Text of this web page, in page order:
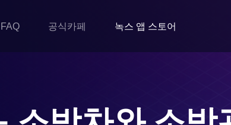
공식카페 녹스 앱 스토어